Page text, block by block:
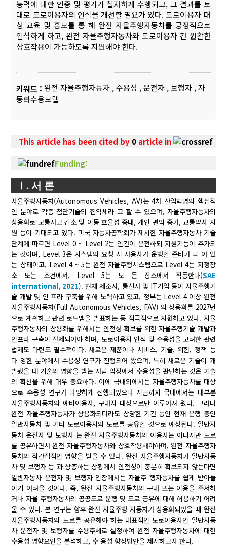
능력에 대한 인증 및 평가가 철저하게 수행되고, 그 결과를 토
대로 도로이용자의 인식을 개선할 필요가 있다. 도로이용자 대
상 교육 및 홍보를 통 해 완전 자율주행자동차를 긍정적으로
인식하게 하고, 완전 자율주행자동차와 도로이용자 간 원활한
상호작용이 가능하도록 지원해야 한다.
키워드 : 완전 자율주행자동차 ,수용성 ,운전자 ,보행자 ,자
동화수용모델
This article has been cited by 0 article in
Funding:
Ⅰ. 서 론
자율주행자동차(Autonomous Vehicles, AV)는 4차 산업혁명의 핵심적
인 분야로 각종 첨단기술의 집약체라 고 할 수 있으며, 자율주행자동차의
상용화로 교통사고 감소 및 이동 효율성 증대, 개인 편익 증가, 교통약자 지
원 등이 기대되고 있다. 미국 자동차공학회가 제시한 자율주행자동차 기술
단계에 따르면 Level 0 ~ Level 2는 인간이 운전하되 지원기능이 추가되
는 것이며, Level 3은 시스템의 요청 시 사용자가 운행할 준비가 되 어 있
는 상태이고, Level 4 ~ 5는 완전 자율주행시스템으로 Level 4는 지정장
소 또는 조건에서, Level 5는 모 든 장소에서 작동한다(SAE
international, 2021). 현재 제조사, 통신사 및 IT기업 등이 자율주행기
술 개발 및 인 프라 구축을 위해 노력하고 있고, 정부는 Level 4 이상 완전
자율주행자동차(Full Autonomous Vehicles, FAV) 의 상용화를 2027년
으로 계획하고 관련 로드맵을 발표하는 등 적극적으로 지원하고 있다. 자율
주행자동차의 상용화를 위해서는 안전성 확보를 위한 자율주행기술 개발과
인프라 구축이 전제되어야 하며, 도로이용자 인식 및 수용성을 고려한 관련
법제도 마련도 필수적이다. 새로운 제품이나 서비스, 기술, 위험, 정책 등
다 양한 분야에서 수용성 연구가 진행되어 왔으며, 특히 새로운 기술이 개
발됐을 때 기술의 영향을 받는 사람 입장에서 수용성을 판단하는 것은 기술
의 확산을 위해 매우 중요하다. 이에 국내외에서는 자율주행자동차를 대상
으로 수용성 연구가 다양하게 진행되었으나 지금까지 국내에서는 대부분
자율주행자동차의 예비이용자, 구매자 대상으로만 이루어져 왔다. 그러나
완전 자율주행자동차가 상용화되더라도 상당한 기간 동안 현재 운행 중인
일반자동차 및 기타 도로이용자와 도로를 공유할 것으로 예상된다. 일반자
동차 운전자 및 보행자 는 완전 자율주행자동차의 이용자는 아니지만 도로
를 공유하면서 완전 자율주행자동차와 상호작용해야하며, 완전 자율주행자
동차의 직간접적인 영향을 받을 수 있다. 완전 자율주행자동차가 일반자동
차 및 보행자 등 과 상충하는 상황에서 안전성이 충분히 확보되지 않는다면
일반자동차 운전자 및 보행자 입장에서는 자율주 행자동차를 쉽게 받아들
이기 어려울 것이다. 즉, 완전 자율주행자동차의 구매 또는 이용을 주저하
거나 자율 주행자동차의 공공도로 운행 및 도로 공유에 대해 허용하기 어려
울 수 있다. 본 연구는 향후 완전 자율주행 자동차가 상용화되었을 때 완전
자율주행자동차와 도로를 공유해야 하는 대표적인 도로이용자인 일반자동
차 운전자 및 보행자를 수용주체로 설정하여 완전 자율주행자동차에 대한
수용성 영향요인을 분석하고, 수 용성 향상방안을 제시하고자 한다.